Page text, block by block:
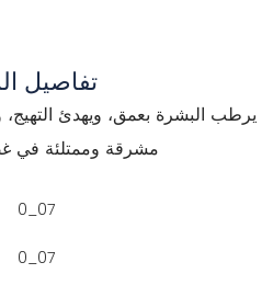
تفاصيل
يرطب البشرة بعمق، ويهدئ التهيج،
مشرقة وممتلئة في